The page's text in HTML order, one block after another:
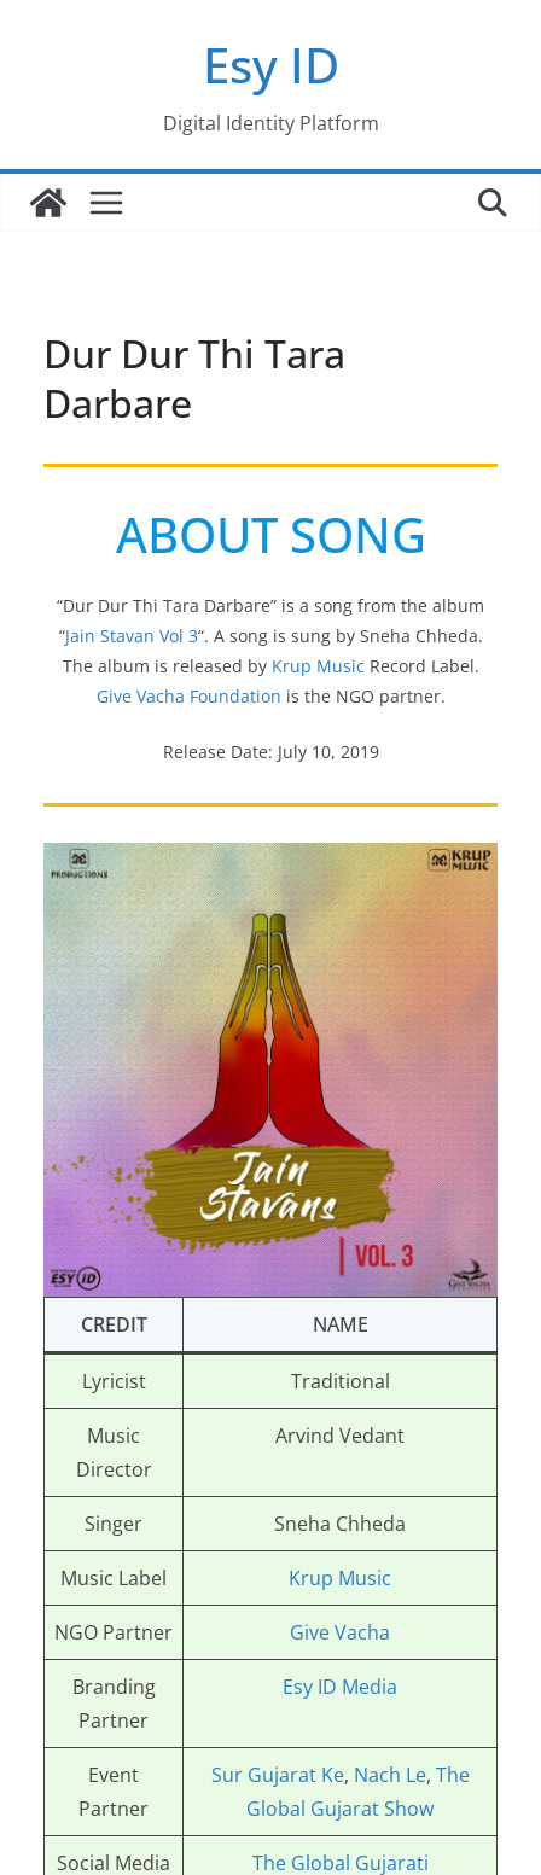
Esy ID
Digital Identity Platform
Dur Dur Thi Tara
Darbare
ABOUT SONG
“Dur Dur Thi Tara Darbare” is a song from the album
“Jain Stavan Vol 3“. A song is sung by Sneha Chheda.
The album is released by Krup Music Record Label.
Give Vacha Foundation is the NGO partner.
Release Date: July 10, 2019
CREDIT NAME
Lyricist Traditional
Music
Director
Arvind Vedant
Singer Sneha Chheda
Music Label Krup Music
NGO Partner Give Vacha
Branding
Partner
Esy ID Media
Event
Partner
Sur Gujarat Ke, Nach Le, The
Global Gujarat Show
Social Media
The Global Gujarati